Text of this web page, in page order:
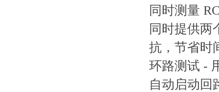
同时测量
同时提供两
抗，节省时
环路测试 -
自动启动回